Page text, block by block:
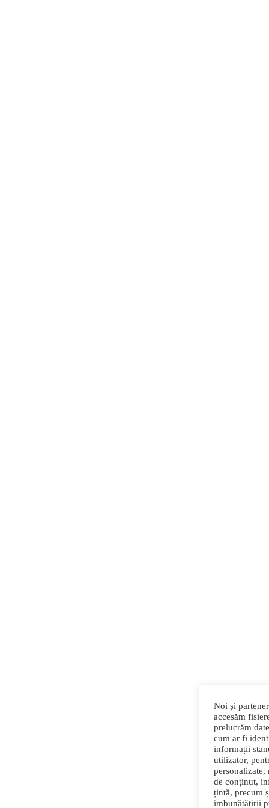
Noi și
accesăm
prelucrăm
cum ar fi
informații
utilizator,
personalizate,
de conținut,
țintă, precum
îmbunătățirii